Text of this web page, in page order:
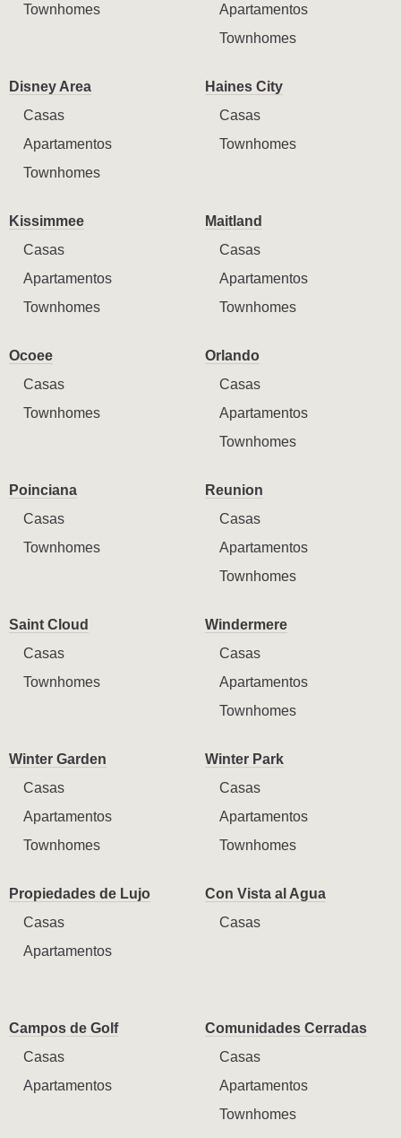
Townhomes
Apartamentos
Townhomes
Disney Area
Casas
Apartamentos
Townhomes
Haines City
Casas
Townhomes
Kissimmee
Casas
Apartamentos
Townhomes
Maitland
Casas
Apartamentos
Townhomes
Ocoee
Casas
Townhomes
Orlando
Casas
Apartamentos
Townhomes
Poinciana
Casas
Townhomes
Reunion
Casas
Apartamentos
Townhomes
Saint Cloud
Casas
Townhomes
Windermere
Casas
Apartamentos
Townhomes
Winter Garden
Casas
Apartamentos
Townhomes
Winter Park
Casas
Apartamentos
Townhomes
Propiedades de Lujo
Casas
Apartamentos
Con Vista al Agua
Casas
Campos de Golf
Casas
Apartamentos
Comunidades Cerradas
Casas
Apartamentos
Townhomes